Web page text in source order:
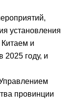
установления
и
2025 году, и
провинции